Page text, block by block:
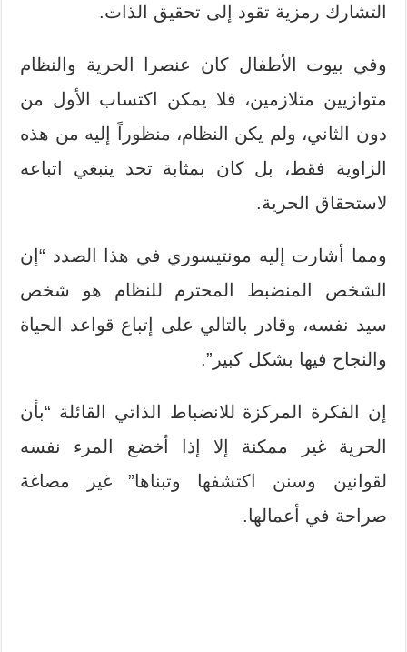
التشارك رمزية تقود إلى تحقيق الذات.
وفي بيوت الأطفال كان عنصرا الحرية والنظام
متوازيين متلازمين، فلا يمكن اكتساب الأول من
دون الثاني، ولم يكن النظام، منظوراً إليه من هذه
الزاوية فقط، بل كان بمثابة تحد ينبغي اتباعه
لاستحقاق الحرية.
ومما أشارت إليه مونتيسوري في هذا الصدد “إن
الشخص المنضبط المحترم للنظام هو شخص
سيد نفسه، وقادر بالتالي على إتباع قواعد الحياة
والنجاح فيها بشكل كبير”.
إن الفكرة المركزة للانضباط الذاتي القائلة “بأن
الحرية غير ممكنة إلا إذا أخضع المرء نفسه
لقوانين وسنن اكتشفها وتبناها” غير مصاغة
صراحة في أعمالها.